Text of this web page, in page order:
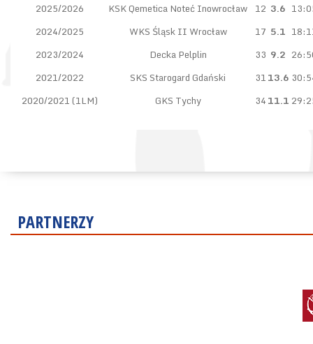
2025/2026
KSK Qemetica Noteć Inowrocław 12 3.6
2024/2025
WKS Śląsk II Wrocław 17 5.1
2023/2024
Decka Pelplin 33 9.2
2021/2022
SKS Starogard Gdański 3113.6
2020/2021 (1LM)
GKS Tychy 3411.1
PARTNERZY